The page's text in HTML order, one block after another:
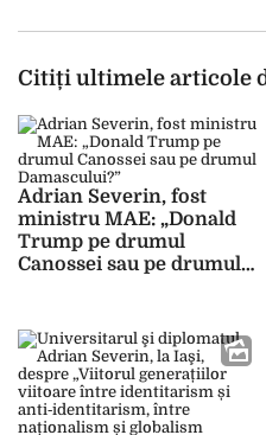
Citiți ultimele articole
Adrian Severin, fost
ministru MAE: „Donald
Trump pe drumul
Canossei sau pe drumul